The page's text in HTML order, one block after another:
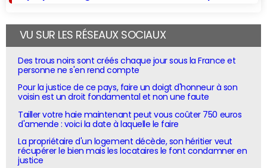
VU SUR LES RÉSEAUX SOCIAUX
Des trous noirs sont créés chaque jour sous la France et
personne ne s'en rend compte
Pour la justice de ce pays, faire un doigt d'honneur à son
voisin est un droit fondamental et non une faute
Tailler votre haie maintenant peut vous coûter 750 euros
d'amende : voici la date à laquelle le faire
La propriétaire d'un logement décède, son héritier veut
récupérer le bien mais les locataires le font condamner en
justice